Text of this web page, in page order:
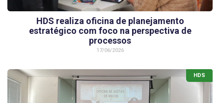
HDS realiza oficina de planejamento
estratégico com foco na perspectiva de
processos
17/06/2026
HDS